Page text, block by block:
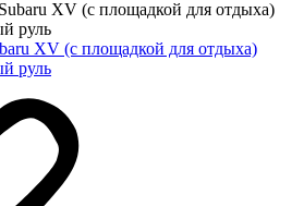
XV (с площадкой для отдыха)
руль